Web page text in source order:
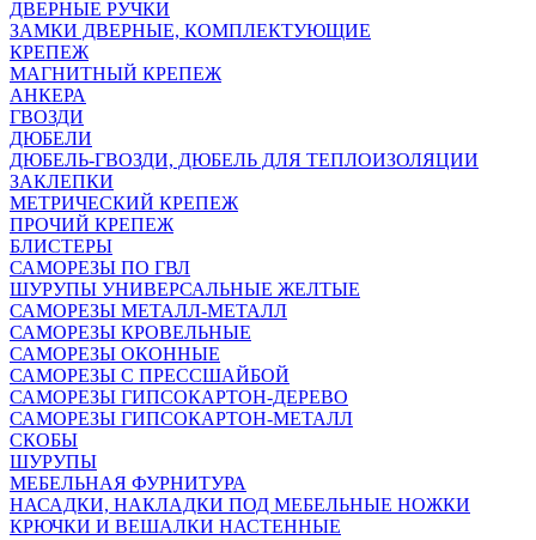
ДВЕРНЫЕ РУЧКИ
ЗАМКИ ДВЕРНЫЕ, КОМПЛЕКТУЮЩИЕ
КРЕПЕЖ
МАГНИТНЫЙ КРЕПЕЖ
АНКЕРА
ГВОЗДИ
ДЮБЕЛИ
ДЮБЕЛЬ-ГВОЗДИ, ДЮБЕЛЬ ДЛЯ ТЕПЛОИЗОЛЯЦИИ
ЗАКЛЕПКИ
МЕТРИЧЕСКИЙ КРЕПЕЖ
ПРОЧИЙ КРЕПЕЖ
БЛИСТЕРЫ
САМОРЕЗЫ ПО ГВЛ
ШУРУПЫ УНИВЕРСАЛЬНЫЕ ЖЕЛТЫЕ
САМОРЕЗЫ МЕТАЛЛ-МЕТАЛЛ
САМОРЕЗЫ КРОВЕЛЬНЫЕ
САМОРЕЗЫ ОКОННЫЕ
САМОРЕЗЫ С ПРЕССШАЙБОЙ
САМОРЕЗЫ ГИПСОКАРТОН-ДЕРЕВО
САМОРЕЗЫ ГИПСОКАРТОН-МЕТАЛЛ
СКОБЫ
ШУРУПЫ
МЕБЕЛЬНАЯ ФУРНИТУРА
НАСАДКИ, НАКЛАДКИ ПОД МЕБЕЛЬНЫЕ НОЖКИ
КРЮЧКИ И ВЕШАЛКИ НАСТЕННЫЕ